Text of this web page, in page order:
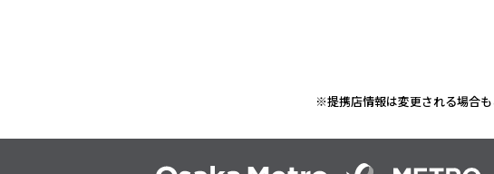
※提携店情報は変更される場合も